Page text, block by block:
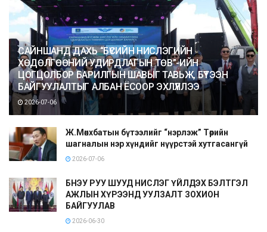
САЙНШАНД ДАХЬ “БҮСИЙН НИСЛЭГИЙН
ХӨДӨЛГӨӨНИЙ УДИРДЛАГЫН ТӨВ”-ИЙН
ЦОГЦОЛБОР БАРИЛГЫН ШАВЫГ ТАВЬЖ, БҮТЭЭН
БАЙГУУЛАЛТЫГ АЛБАН ЁСООР ЭХЛҮҮЛЛЭЭ
2026-07-06
Ж.Мөнхбатын бүтээлийг “нэрлэж” Төрийн
шагналын нэр хүндийг нүүрстэй хутгасангүй
2026-07-06
БНЭУ РУУ ШУУД НИСЛЭГ ҮЙЛДЭХ БЭЛТГЭЛ
АЖЛЫН ХҮРЭЭНД УУЛЗАЛТ ЗОХИОН
БАЙГУУЛАВ
2026-06-30